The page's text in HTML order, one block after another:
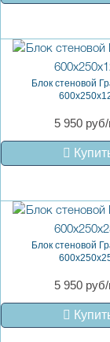
Блок стеновой
5 950
Блок стеновой
5 950